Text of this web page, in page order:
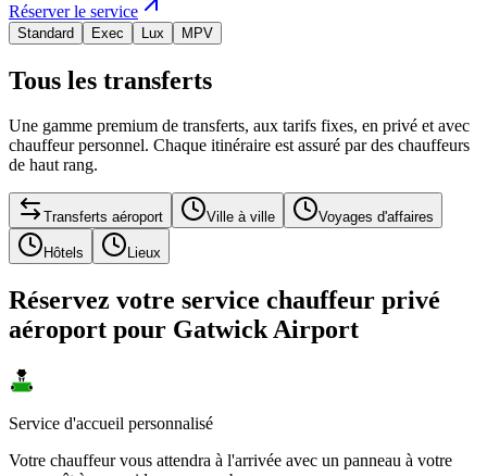
Réserver le service
Standard Exec Lux MPV
Tous les transferts
Une gamme premium de transferts, aux tarifs fixes, en privé et avec
chauffeur personnel. Chaque itinéraire est assuré par des chauffeurs
de haut rang.
Transferts aéroport Ville à ville Voyages d'affaires
Hôtels Lieux
Réservez votre service chauffeur privé
aéroport pour Gatwick Airport
Service d'accueil personnalisé
Votre chauffeur vous attendra à l'arrivée avec un panneau à votre